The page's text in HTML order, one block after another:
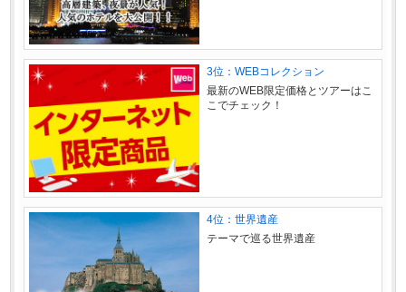
3位：WEBコレクション
最新のWEB限定価格とツアーはこ
こでチェック！
4位：世界遺産
テーマで巡る世界遺産